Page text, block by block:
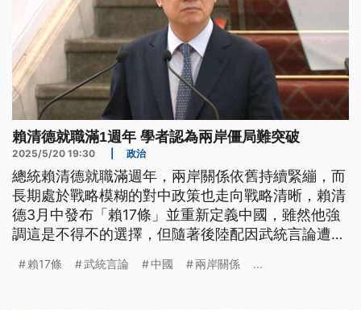
賴清德就職滿1週年 學者認為兩岸僵局難突破
2025/5/20 19:30 政治
總統賴清德就職滿週年，兩岸關係依舊持續緊繃，而
長期處於戰略模糊的對中政策也走向戰略清晰，賴清
德3月中發布「賴17條」並重新定義中國，雖然他強
調這是不得不的選擇，但隨著後陸配因武統言論遭限
者與學者認為，相較蔡政府時期的硬中帶軟，現在恐
賴17條 武統言論 中國 兩岸關係 ...